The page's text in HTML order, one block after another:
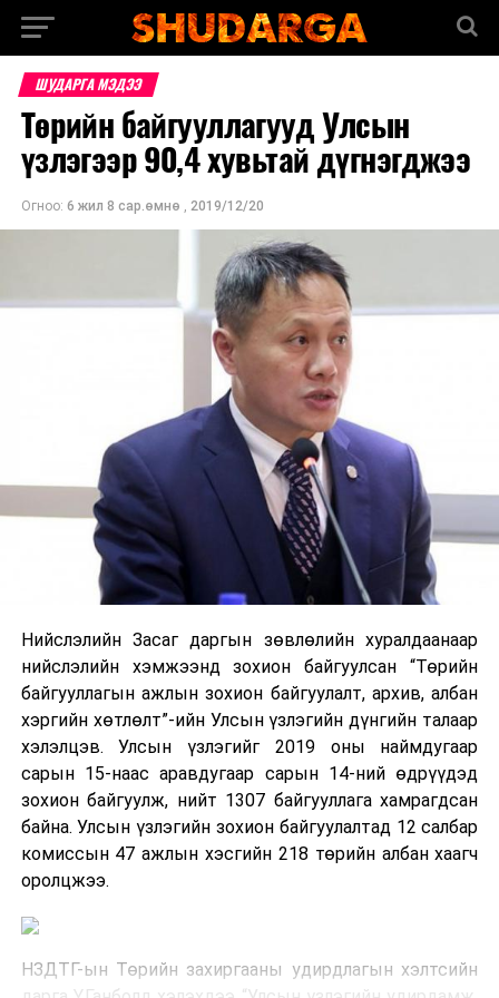
ШУДАРГА МЭДЭЭ
Төрийн байгууллагууд Улсын
үзлэгээр 90,4 хувьтай дүгнэгджээ
Огноо: 6 жил 8 сар.өмнө , 2019/12/20
Нийслэлийн Засаг даргын зөвлөлийн хуралдаанаар
нийслэлийн хэмжээнд зохион байгуулсан “Төрийн
байгууллагын ажлын зохион байгуулалт, архив, албан
хэргийн хөтлөлт”-ийн Улсын үзлэгийн дүнгийн талаар
хэлэлцэв. Улсын үзлэгийг 2019 оны наймдугаар
сарын 15-наас аравдугаар сарын 14-ний өдрүүдэд
зохион байгуулж, нийт 1307 байгууллага хамрагдсан
байна. Улсын үзлэгийн зохион байгуулалтад 12 салбар
комиссын 47 ажлын хэсгийн 218 төрийн албан хаагч
оролцжээ.
НЗДТГ-ын Төрийн захиргааны удирдлагын хэлтсийн